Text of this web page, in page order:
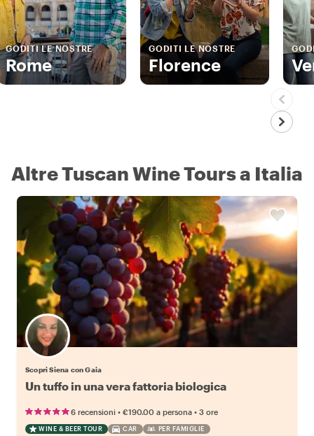
GODITI LE NOSTRE
Rome
GODITI LE NOSTRE
Florence
Altre Tuscan Wine Tours a Italia
Scopri Siena con Gaia
Un tuffo in una vera fattoria biologica
6 recensioni • €190.00 a persona • 3 ore
WINE & BEER TOUR CAR PER FAMIGLIE